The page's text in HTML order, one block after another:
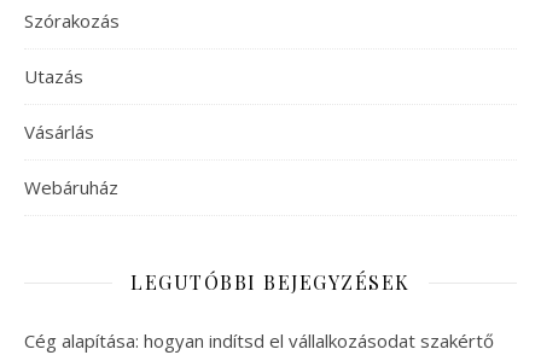
Szórakozás
Utazás
Vásárlás
Webáruház
LEGUTÓBBI BEJEGYZÉSEK
Cég alapítása: hogyan indítsd el vállalkozásodat szakértő